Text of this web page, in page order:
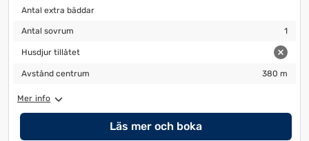
Antal extra bäddar
Antal extra bäddar
Antal sovrum
Antal sovrum 1
Husdjur tillåtet
Husdjur tillåtet
Avstånd centrum
Avstånd centrum 380 m
Mer info
Läs mer och boka